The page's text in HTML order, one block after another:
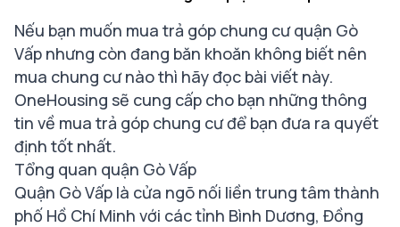
Nếu bạn muốn mua trả góp chung cư quận Gò
Vấp nhưng còn đang băn khoăn không biết nên
mua chung cư nào thì hãy đọc bài viết này.
OneHousing sẽ cung cấp cho bạn những thông
tin về mua trả góp chung cư để bạn đưa ra quyết
định tốt nhất.
Tổng quan quận Gò Vấp
Quận Gò Vấp là cửa ngõ nối liền trung tâm thành
phố Hồ Chí Minh với các tỉnh Bình Dương, Đồng